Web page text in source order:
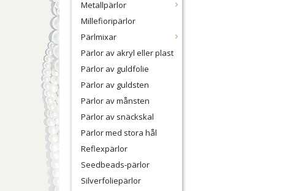
Metallpärlor
Millefioripärlor
Pärlmixar
Pärlor av akryl eller plast
Pärlor av guldfolie
Pärlor av guldsten
Pärlor av månsten
Pärlor av snäckskal
Pärlor med stora hål
Reflexpärlor
Seedbeads-pärlor
Silverfoliepärlor